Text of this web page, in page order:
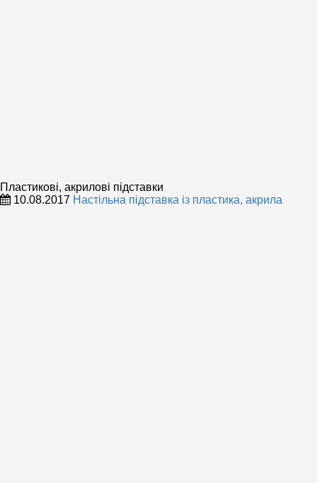
Пластикові, акрилові підставки
10.08.2017 Настільна підставка із пластика, акрила